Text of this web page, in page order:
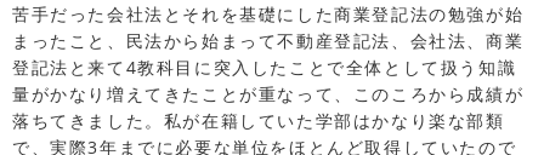
苦手だった会社法とそれを基礎にした商業登記法の勉強が始
まったこと、民法から始まって不動産登記法、会社法、商業
登記法と来て4教科目に突入したことで全体として扱う知識
量がかなり増えてきたことが重なって、このころから成績が
落ちてきました。私が在籍していた学部はかなり楽な部類
で、実際3年までに必要な単位をほとんど取得していたので